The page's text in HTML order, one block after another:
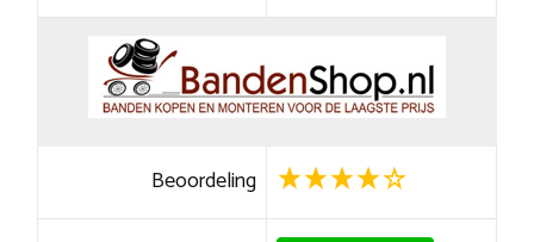
Beoordeling